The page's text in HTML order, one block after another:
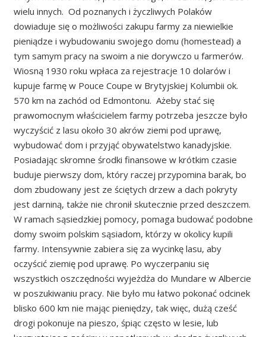
wielu innych. Od poznanych i życzliwych Polaków
dowiaduje się o możliwości zakupu farmy za niewielkie
pieniądze i wybudowaniu swojego domu (homestead) a
tym samym pracy na swoim a nie dorywczo u farmerów.
Wiosną 1930 roku wpłaca za rejestracje 10 dolarów i
kupuje farmę w Pouce Coupe w Brytyjskiej Kolumbii ok.
570 km na zachód od Edmontonu. Ażeby stać się
prawomocnym właścicielem farmy potrzeba jeszcze było
wyczyścić z lasu około 30 akrów ziemi pod uprawę,
wybudować dom i przyjąć obywatelstwo kanadyjskie.
Posiadając skromne środki finansowe w krótkim czasie
buduje pierwszy dom, który raczej przypomina barak, bo
dom zbudowany jest ze ściętych drzew a dach pokryty
jest darniną, także nie chronił skutecznie przed deszczem.
W ramach sąsiedzkiej pomocy, pomaga budować podobne
domy swoim polskim sąsiadom, którzy w okolicy kupili
farmy. Intensywnie zabiera się za wycinkę lasu, aby
oczyścić ziemię pod uprawę. Po wyczerpaniu się
wszystkich oszczędności wyjeżdża do Mundare w Albercie
w poszukiwaniu pracy. Nie było mu łatwo pokonać odcinek
blisko 600 km nie mając pieniędzy, tak więc, dużą cześć
drogi pokonuje na pieszo, śpiąc często w lesie, lub